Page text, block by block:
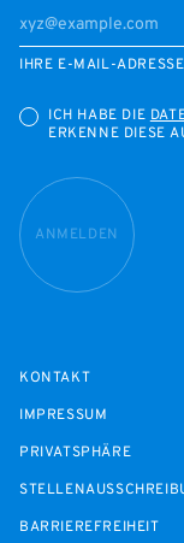
IHRE E-MAIL-ADRESSE
ICH HABE DIE
ERKENNE DIESE
ANMELDEN
KONTAKT
IMPRESSUM
PRIVATSPHÄRE
BARRIEREFREIHEIT